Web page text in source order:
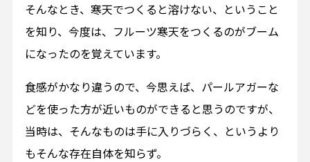
そんなとき、寒天でつくると溶けない、ということ
を知り、今度は、フルーツ寒天をつくるのがブーム
になったのを覚えています。
食感がかなり違うので、今思えば、パールアガーな
どを使った方が近いものができると思うのですが、
当時は、そんなものは手に入りづらく、というより
もそんな存在自体を知らず。